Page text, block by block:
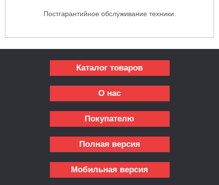
Постгарантийное обслуживание техники.
Каталог товаров
О нас
Покупателю
Полная версия
Мобильная версия